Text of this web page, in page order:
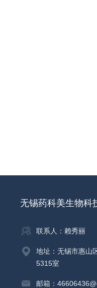
无锡药科美生物科
联系人：赖秀丽
地址：无锡市惠山
5315室
邮箱：